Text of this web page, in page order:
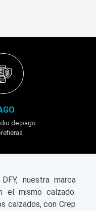
de pago
nuestra marca
el mismo calzado.
calzados, con Crep